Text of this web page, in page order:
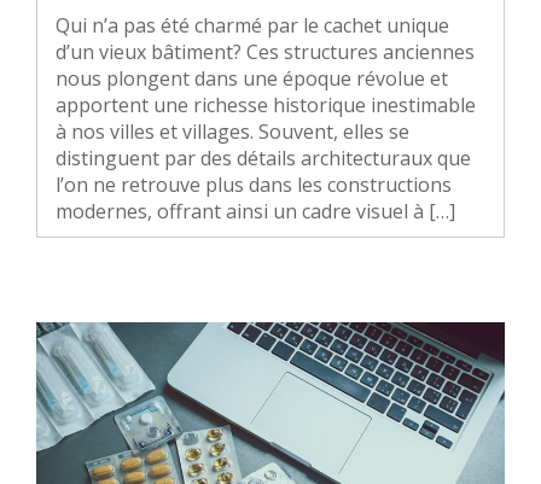
Qui n’a pas été charmé par le cachet unique
d’un vieux bâtiment? Ces structures anciennes
nous plongent dans une époque révolue et
apportent une richesse historique inestimable
à nos villes et villages. Souvent, elles se
distinguent par des détails architecturaux que
l’on ne retrouve plus dans les constructions
modernes, offrant ainsi un cadre visuel à […]